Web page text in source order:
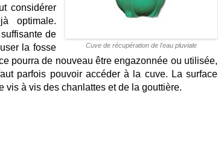
Cuve de récupération de l'eau pluviale
considérer
optimale.
de
la fosse
pourra de nouveau être engazonnée ou utilisée,
parfois pouvoir accéder à la cuve. La surface
vis à vis des chanlattes et de la gouttière.